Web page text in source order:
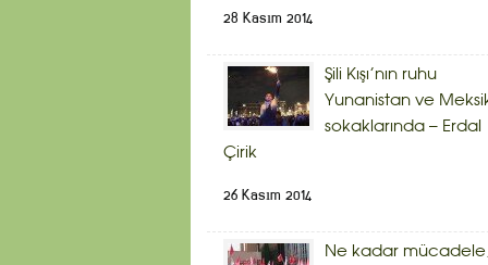
28 Kasım 2014
Şili Kışı’nın ruhu
Yunanistan ve
sokaklarında – Erdal
Çirik
26 Kasım 2014
Ne kadar